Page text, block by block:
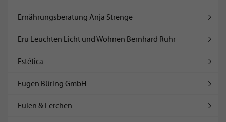
Ernährungsberatung Anja Strenge
Eru Leuchten Licht und Wohnen Bernhard Ruhr
Estética
Eugen Büring GmbH
Eulen & Lerchen